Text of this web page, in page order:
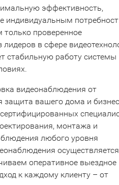
эффективность,
индивидуальным
проверенное
лидеров в сфере
стабильную работу системы
видеонаблюдения от
защита вашего дома и
монтажа и
любого уровня
оперативное выездное
к каждому клиенту – от